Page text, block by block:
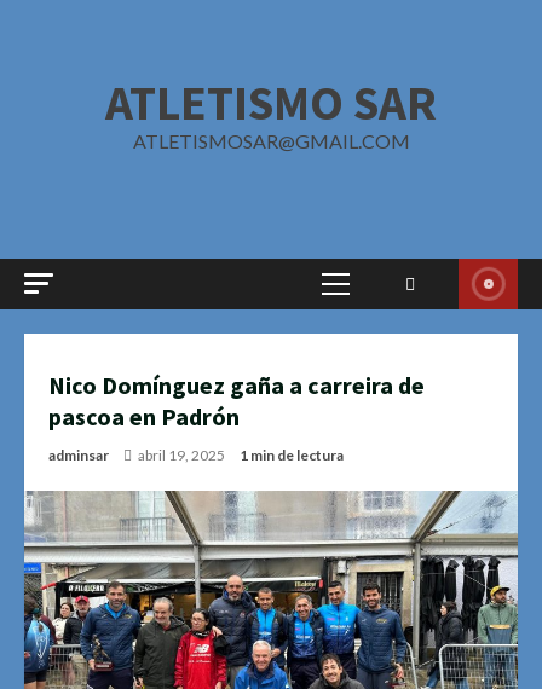
ATLETISMO SAR
ATLETISMOSAR@GMAIL.COM
Menú
Nico Domínguez gaña a carreira de
pascoa en Padrón
adminsar abril 19, 2025 1 min de lectura